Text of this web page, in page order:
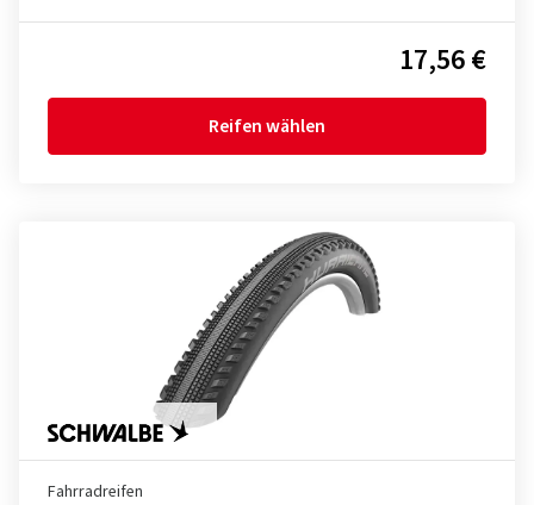
17,56 €
Reifen wählen
Fahrradreifen